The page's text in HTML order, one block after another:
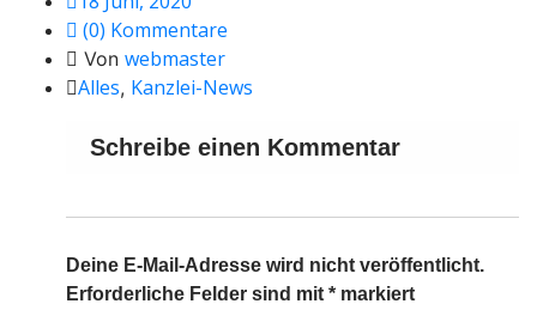
(0) Kommentare
Von webmaster
Alles, Kanzlei-News
Schreibe einen Kommentar
Deine E-Mail-Adresse wird nicht veröffentlicht.
Erforderliche Felder sind mit * markiert